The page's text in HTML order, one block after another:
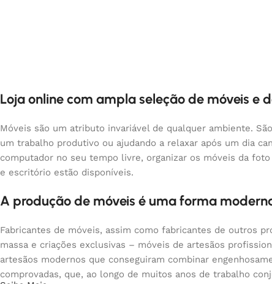
Loja online com ampla seleção de móveis e
Móveis são um atributo invariável de qualquer ambiente.
um trabalho produtivo ou ajudando a relaxar após um dia
computador no seu tempo livre, organizar os móveis da
e escritório estão disponíveis.
A produção de móveis é uma forma
Fabricantes de móveis, assim como fabricantes de outros
massa e criações exclusivas – móveis de artesãos
artesãos modernos que conseguiram combinar
comprovadas, que, ao longo de muitos anos de trabalho